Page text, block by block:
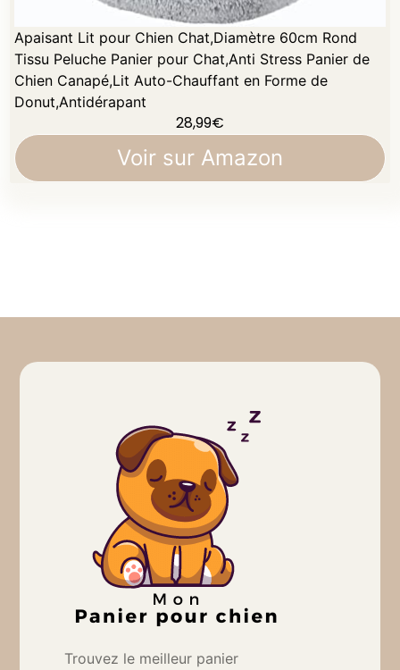
Apaisant Lit pour Chien Chat,Diamètre 60cm Rond
Tissu Peluche Panier pour Chat,Anti Stress Panier de
Chien Canapé,Lit Auto-Chauffant en Forme de
Donut,Antidérapant
28,99€
Voir sur Amazon
Trouvez le meilleur panier